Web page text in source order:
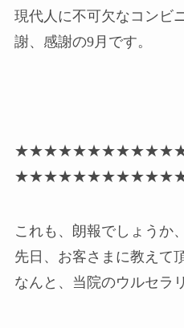
現代人に不可欠なコンビ
謝、感謝の9月です。
これも、朗報でしょうか、
先日、お客さまに教えて
なんと、当院のウルセラ